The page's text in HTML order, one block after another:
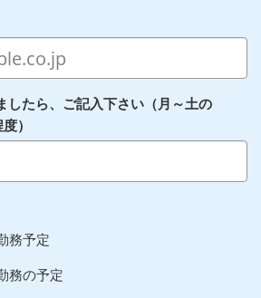
たら、ご記入下さい（月～土の
）
務予定
務の予定